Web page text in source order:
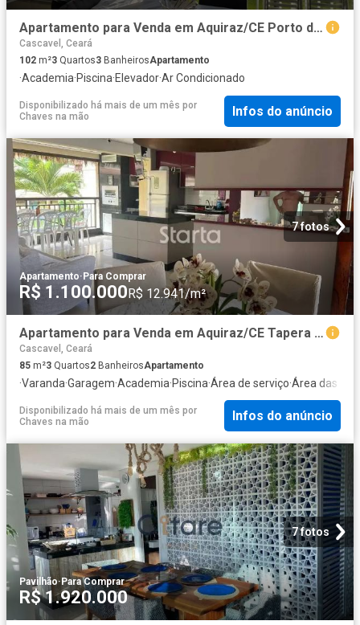
Apartamento para Venda em Aquiraz/CE Porto das Dunas 3 Quartos
Cascavel, Ceará
102 m²3 Quartos3 BanheirosApartamento
·Academia·Piscina·Elevador·Ar Condicionado
Disponibilizado há mais de um mês por
Chaves na mão
Infos do anúncio
7 fotos
Apartamento· Para Comprar
R$ 1.100.000R$ 12.941/m²
Apartamento para Venda em Aquiraz/CE Tapera 3 Quartos
Cascavel, Ceará
85 m²3 Quartos2 BanheirosApartamento
·Varanda·Garagem·Academia·Piscina·Área de serviço·Área das
Disponibilizado há mais de um mês por
Chaves na mão
Infos do anúncio
7 fotos
Pavilhão·Para Comprar
R$ 1.920.000